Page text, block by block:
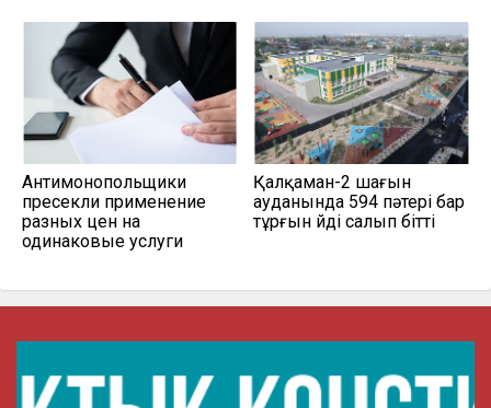
Антимонопольщики
пресекли применение
разных цен на
одинаковые услуги
Қалқаман-2 шағын
ауданында 594 пәтері бар
тұрғын үйді салып бітті